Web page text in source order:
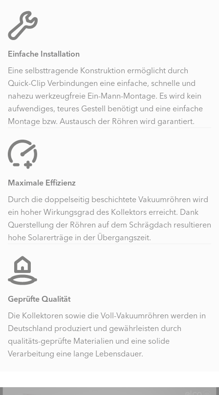
Einfache Installation
Eine selbsttragende Konstruktion ermöglicht durch
Quick-Clip Verbindungen eine einfache, schnelle und
nahezu werkzeugfreie Ein-Mann-Montage. Es wird kein
aufwendiges, teures Gestell benötigt und eine einfache
Montage bzw. Austausch der Röhren wird garantiert.
Maximale Effizienz
Durch die doppelseitig beschichtete Vakuumröhren wird
ein hoher Wirkungsgrad des Kollektors erreicht. Dank
Querstellung der Röhren auf dem Schrägdach resultieren
hohe Solarerträge in der Übergangszeit.
Geprüfte Qualität
Die Kollektoren sowie die Voll-Vakuumröhren werden in
Deutschland produziert und gewährleisten durch
qualitäts-geprüfte Materialien und eine solide
Verarbeitung eine lange Lebensdauer.